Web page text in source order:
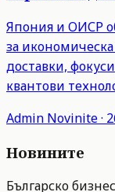
Япония и ОИСР
за
доставки,
квантови
Admin Novinite·
Новините
Българско